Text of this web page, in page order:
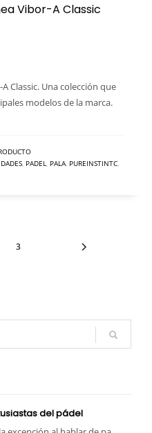
Vibor-A Classic
Classic. Una colección que
modelos de la marca.
PADEL PALA PUREINSTINTC
3
del pádel